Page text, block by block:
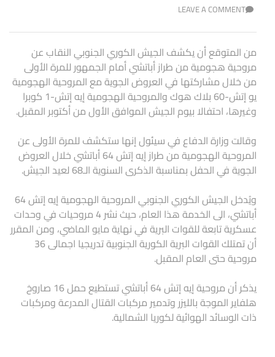
LEAVE A COMMENT
من المتوقع أن يكشف الجيش الكوري الجنوبي النقاب عن
مروحية هجومية من طراز أباتشي أمام الجمهور للمرة الأولى
من خلال مشاركتها في العروض الجوية مع المروحية الهجومية
يو إتش-60 بلاك هوك والمروحية الهجومية إيه إتش-1 كوبرا
وغيرها، احتفالا بيوم الجيش الموافق الأول من أكتوبر المقبل.
وقالت وزارة الدفاع في سيئول إنها ستكشف للمرة الأولى عن
المروحية الهجومية من طراز إيه إتش 64 أباتشي خلال العروض
الجوية في الحفل بمناسبة الذكرى السنوية الـ68 لعيد الجيش.
ويُدخل الجيش الكوري الجنوبي المروحية الهجومية إيه إتش 64
أباتشي، الى الخدمة هذا العام، حيث نشر 4 مروحيات في وحدات
عسكرية تابعة للقوات البرية في نهاية مايو الماضي، ومن المقرر
أن تمتلك القوات البرية الكورية الجنوبية تدريجيا اجمالى 36
مروحية حتى العام المقبل.
يذكر أن مروحية إيه إتش 64 أباتشي تستطيع حمل 16 صاروخ
هلفاير الموجة بالليزر وتدمير مركبات القتال المدرعة ومركبات
ذات الوسائد الهوائية لكوريا الشمالية.